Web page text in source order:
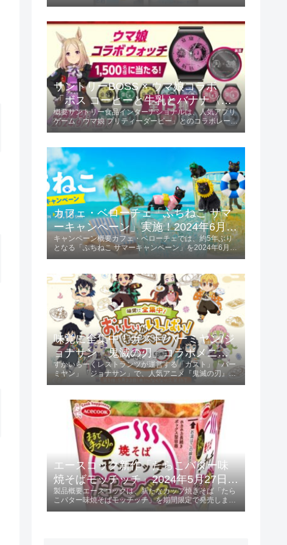
ます。商品の特長爽やかな味わい...
サントリーBOSS × ウマ娘コラボ
「ボス コーヒーと牛乳とバナナ〈ウ
マ娘デザイン〉」2024年6月4日発
売！
概要サントリー食品インターナショナルは、人気アプリ
ゲーム「ウマ娘 プリティーダービー」とのコラボレーシ
この商品は185g容量で、価格は税...
カフェ・ベローチェ「ふちねこ サマ
ーキャンペーン」実施！2024年6月10
日～8月18日
キャンペーン概要カフェ・ベローチェでは、約5年ぶり
となる「ふちねこ サマーキャンペーン」を2024年6月10
ントされます。キャンペーン参...
味覚に全集中！ガスト/バーミヤン/ジ
ョナサン「鬼滅の刃」コラボメニュ
ー発売 2024年5月23日 第1弾、6月13
日 第2弾
すかいらーくレストランツが運営する「ガスト」「バー
ミヤン」「ジョナサン」で、人気アニメ『鬼滅の刃』と
し、特典としてオリジナルクリア...
エースコック新作「たらこバター味
焼そばモッチッチ」2024年5月27日発
売！
製品概要エースコックは、新たなカップ焼きそば「たら
こバター味焼そばモッチッチ」を期間限定で発売しま